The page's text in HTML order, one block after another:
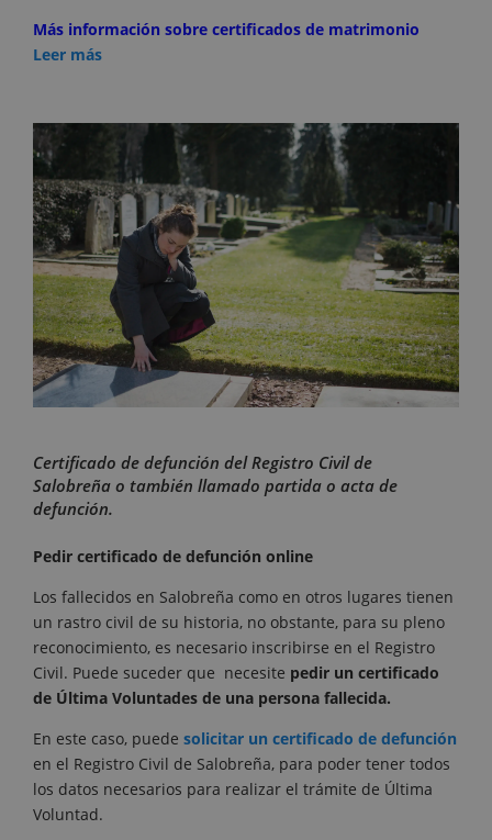
Más información sobre certificados de matrimonio
Leer más
Certificado de defunción del Registro Civil de
Salobreña o también llamado partida o acta de
defunción.
Pedir certificado de defunción online
Los fallecidos en Salobreña como en otros lugares tienen
un rastro civil de su historia, no obstante, para su pleno
reconocimiento, es necesario inscribirse en el Registro
Civil. Puede suceder que necesite pedir un certificado
de Última Voluntades de una persona fallecida.
En este caso, puede solicitar un certificado de defunción
en el Registro Civil de Salobreña, para poder tener todos
los datos necesarios para realizar el trámite de Última
Voluntad.